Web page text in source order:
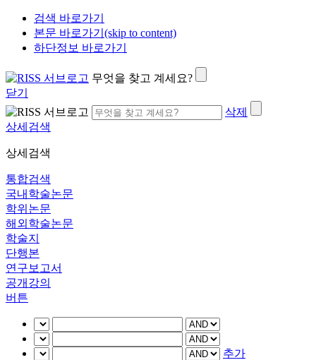
검색 바로가기
본문 바로가기(skip to content)
하단정보 바로가기
무엇을 찾고 계세요?
닫기
삭제
상세검색
상세검색
통합검색
국내학술논문
학위논문
해외학술논문
학술지
단행본
연구보고서
공개강의
버튼
추가